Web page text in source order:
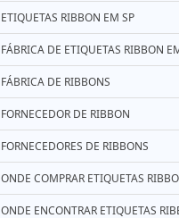
ETIQUETAS RIBBON EM SP
FÁBRICA DE ETIQUETAS RIBBON
FÁBRICA DE RIBBONS
FORNECEDOR DE RIBBON
FORNECEDORES DE RIBBONS
ONDE COMPRAR ETIQUETAS
ONDE ENCONTRAR ETIQUETAS